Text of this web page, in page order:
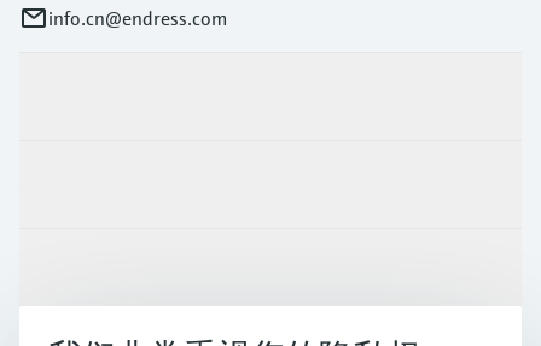
info.cn@endress.com